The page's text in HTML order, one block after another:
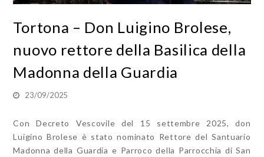
Tortona – Don Luigino Brolese,
nuovo rettore della Basilica della
Madonna della Guardia
23/09/2025
Con Decreto Vescovile del 15 settembre 2025, don
Luigino Brolese è stato nominato Rettore del Santuario
Madonna della Guardia e Parroco della Parrocchia di San